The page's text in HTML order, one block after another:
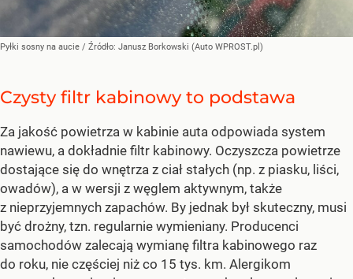
Pyłki sosny na aucie / Źródło: Janusz Borkowski (Auto WPROST.pl)
Czysty filtr kabinowy to podstawa
Za jakość powietrza w kabinie auta odpowiada system
nawiewu, a dokładnie filtr kabinowy. Oczyszcza powietrze
dostające się do wnętrza z ciał stałych (np. z piasku, liści,
owadów), a w wersji z węglem aktywnym, także
z nieprzyjemnych zapachów. By jednak był skuteczny, musi
być drożny, tzn. regularnie wymieniany. Producenci
samochodów zalecają wymianę filtra kabinowego raz
do roku, nie częściej niż co 15 tys. km. Alergikom